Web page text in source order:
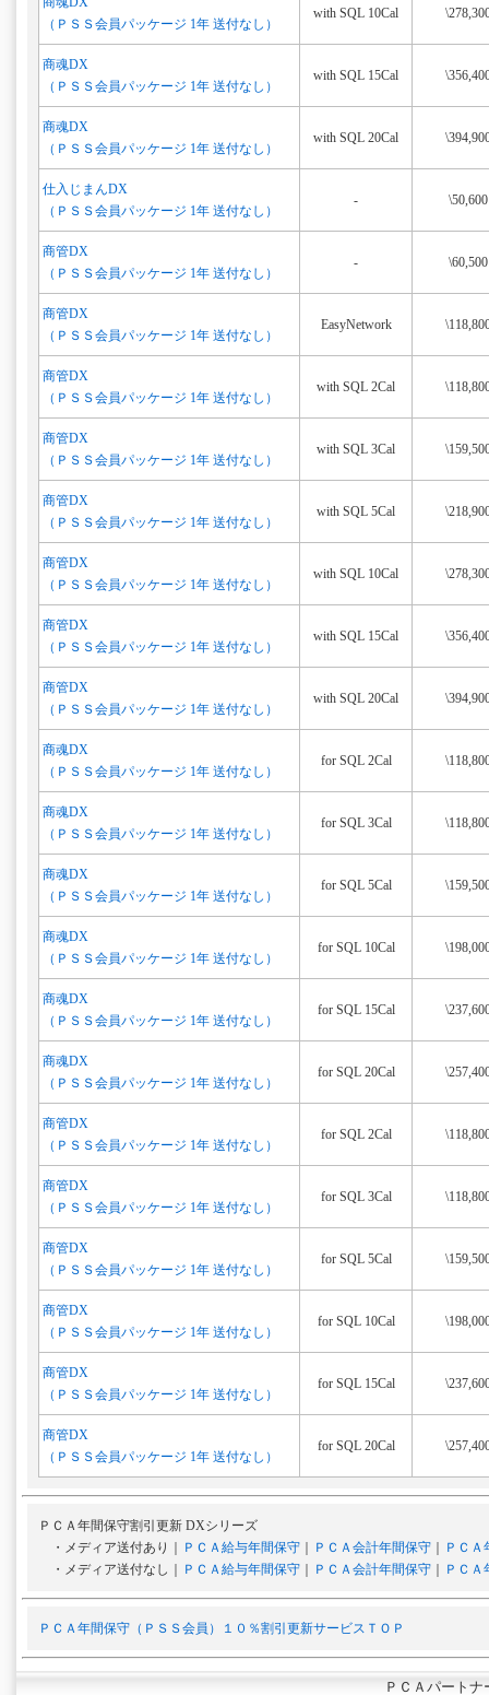
（ＰＳＳ会員パッケージ 1年 送付なし）
with SQL 10Cal
商魂DX
（ＰＳＳ会員パッケージ 1年 送付なし）
with SQL 15Cal
商魂DX
（ＰＳＳ会員パッケージ 1年 送付なし）
with SQL 20Cal
仕入じまんDX
（ＰＳＳ会員パッケージ 1年 送付なし）
- \50,600
商管DX
（ＰＳＳ会員パッケージ 1年 送付なし）
- \60,500
商管DX
（ＰＳＳ会員パッケージ 1年 送付なし）
EasyNetwork
商管DX
（ＰＳＳ会員パッケージ 1年 送付なし）
with SQL 2Cal
商管DX
（ＰＳＳ会員パッケージ 1年 送付なし）
with SQL 3Cal
商管DX
（ＰＳＳ会員パッケージ 1年 送付なし）
with SQL 5Cal
商管DX
（ＰＳＳ会員パッケージ 1年 送付なし）
with SQL 10Cal
商管DX
（ＰＳＳ会員パッケージ 1年 送付なし）
with SQL 15Cal
商管DX
（ＰＳＳ会員パッケージ 1年 送付なし）
with SQL 20Cal
商魂DX
（ＰＳＳ会員パッケージ 1年 送付なし）
for SQL 2Cal
商魂DX
（ＰＳＳ会員パッケージ 1年 送付なし）
for SQL 3Cal
商魂DX
（ＰＳＳ会員パッケージ 1年 送付なし）
for SQL 5Cal
商魂DX
（ＰＳＳ会員パッケージ 1年 送付なし）
for SQL 10Cal
商魂DX
（ＰＳＳ会員パッケージ 1年 送付なし）
for SQL 15Cal
商魂DX
（ＰＳＳ会員パッケージ 1年 送付なし）
for SQL 20Cal
商管DX
（ＰＳＳ会員パッケージ 1年 送付なし）
for SQL 2Cal
商管DX
（ＰＳＳ会員パッケージ 1年 送付なし）
for SQL 3Cal
商管DX
（ＰＳＳ会員パッケージ 1年 送付なし）
for SQL 5Cal
商管DX
（ＰＳＳ会員パッケージ 1年 送付なし）
for SQL 10Cal
商管DX
（ＰＳＳ会員パッケージ 1年 送付なし）
for SQL 15Cal
商管DX
（ＰＳＳ会員パッケージ 1年 送付なし）
for SQL 20Cal
ＰＣＡ年間保守割引更新 DXシリーズ
・メディア送付あり｜
ＰＣＡ給与年間保守 ＰＣＡ会計年間保守
ＰＣＡ
・メディア送付なし｜
ＰＣＡ給与年間保守 ＰＣＡ会計年間保守 ＰＣＡ
ＰＣＡ年間保守（ＰＳＳ会員）１０％割引更新サービスＴＯＰ
ＰＣＡパート